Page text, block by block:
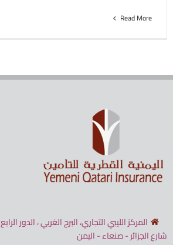
Read More
المركز الليبي التجاري، البرج الغربي ، الدور الرابع
شارع الجزائر - صنعاء - اليمن